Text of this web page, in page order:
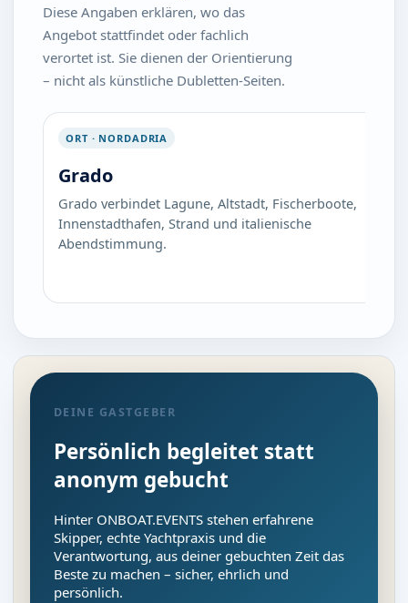
Diese Angaben erklären, wo das
Angebot stattfindet oder fachlich
verortet ist. Sie dienen der Orientierung
– nicht als künstliche Dubletten-Seiten.
ORT · NORDADRIA
Grado
Grado verbindet Lagune, Altstadt, Fischerboote,
Innenstadthafen, Strand und italienische
Abendstimmung.
DEINE GASTGEBER
Persönlich begleitet statt
anonym gebucht
Hinter ONBOAT.EVENTS stehen erfahrene
Skipper, echte Yachtpraxis und die
Verantwortung, aus deiner gebuchten Zeit das
Beste zu machen – sicher, ehrlich und
persönlich.